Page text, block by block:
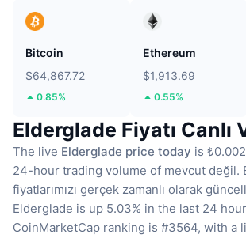
Bitcoin
$64,867.72
0.85%
Ethereum
$1,913.69
0.55%
Elderglade Fiyatı Canlı
The live Elderglade price today is
24-hour trading volume of mevcut değil.
fiyatlarımızı gerçek zamanlı olarak
Elderglade is up 5.03% in the last 24
CoinMarketCap ranking is #3564, with a